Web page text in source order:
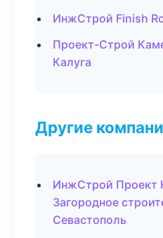
ИнжСтрой Finish
Проект-Строй
Калуга
Другие
ИнжСтрой Проект
Загородное
Севастополь